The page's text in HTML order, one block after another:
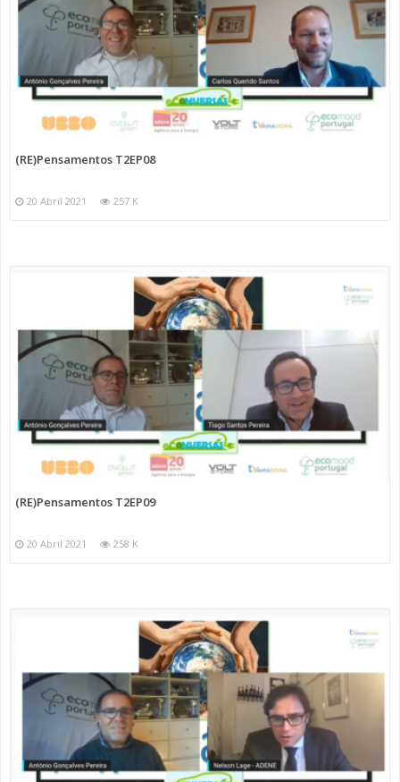
(RE)Pensamentos T2EP08
20 Abril 2021 257 K
(RE)Pensamentos T2EP09
20 Abril 2021 258 K